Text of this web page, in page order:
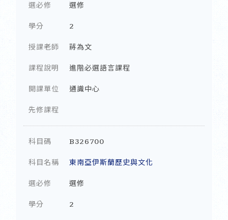
選必修 選修
學分 2
授課老師 蔣為文
課程說明 進階必選語言課程
開課單位 通識中心
先修課程
科目碼 B326700
科目名稱 東南亞伊斯蘭歷史與文化
選必修 選修
學分 2